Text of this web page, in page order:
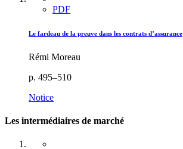
PDF
Le fardeau de la preuve dans les contrats d’assurance
Rémi Moreau
p. 495–510
Notice
Les intermédiaires de marché